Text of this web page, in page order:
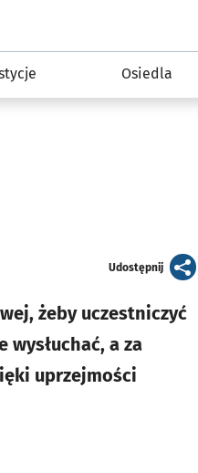
Osiedla
Udostępnijartykuł
żeby uczestniczyć
a za
uprzejmości